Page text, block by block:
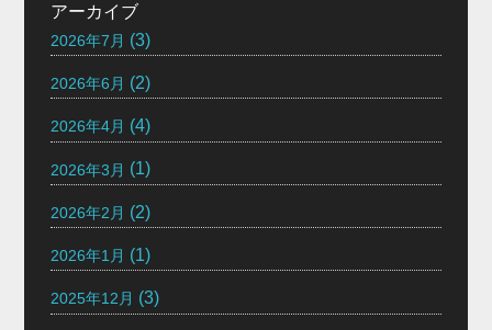
アーカイブ
2026年7月 (3)
2026年6月 (2)
2026年4月 (4)
2026年3月 (1)
2026年2月 (2)
2026年1月 (1)
2025年12月 (3)